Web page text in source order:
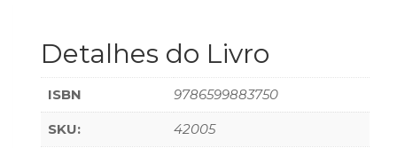
Detalhes do Livro
ISBN 9786599883750
SKU: 42005